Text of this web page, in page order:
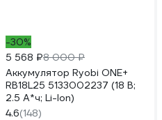
-30%
5 568 ₽8 000 ₽
Аккумулятор Ryobi ONE+
RB18L25 5133002237 (18 В;
2.5 А*ч; Li-Ion)
4.6(148)